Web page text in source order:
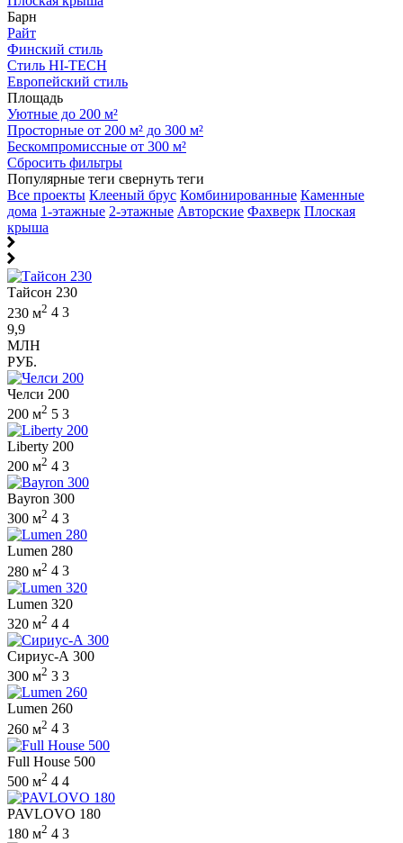
Барн
Райт
Финский стиль
Стиль HI-TECH
Европейский стиль
Площадь
Уютные до 200 м²
Просторные от 200 м² до 300 м²
Бескомпромиссные от 300 м²
Сбросить фильтры
Популярные теги свернуть теги
Все проекты Клееный брус Комбинированные Каменные
дома 1-этажные 2-этажные Авторские Фахверк Плоская
крыша
Тайсон 230
230 м2 4 3
9,9
МЛН
РУБ.
Челси 200
200 м2 5 3
Liberty 200
200 м2 4 3
Bayron 300
300 м2 4 3
Lumen 280
280 м2 4 3
Lumen 320
320 м2 4 4
Сириус-А 300
300 м2 3 3
Lumen 260
260 м2 4 3
Full House 500
500 м2 4 4
PAVLOVO 180
180 м2 4 3